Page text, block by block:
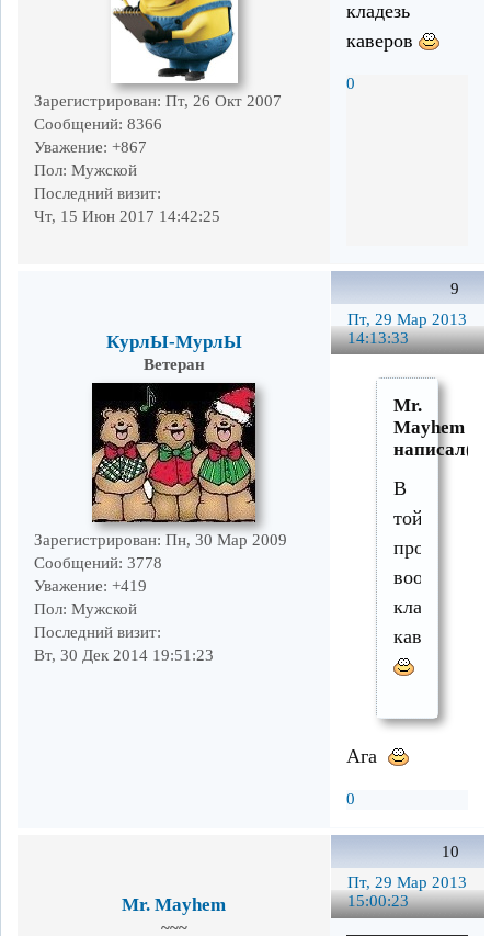
Зарегистрирован: Пт, 26 Окт 2007
Сообщений: 8366
Уважение: +867
Пол: Мужской
Последний визит:
Чт, 15 Июн 2017 14:42:25
кладезь
каверов
0
9
Пт, 29 Мар 2013
14:13:33
КурлЫ-МурлЫ
Ветеран
Зарегистрирован: Пн, 30 Мар 2009
Сообщений: 3778
Уважение: +419
Пол: Мужской
Последний визит:
Вт, 30 Дек 2014 19:51:23
Mr.
Mayhem
В
той
программе
вообще
кладезь
каверов
Ага
0
10
Пт, 29 Мар 2013
15:00:23
Mr. Mayhem
~~~